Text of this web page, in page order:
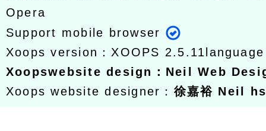
Opera
Support mobile browser
Xoops version： XOOPS 2.5.11
Xoopswebsite design ： Neil Web
Xoops website designer： 徐嘉裕 Neil